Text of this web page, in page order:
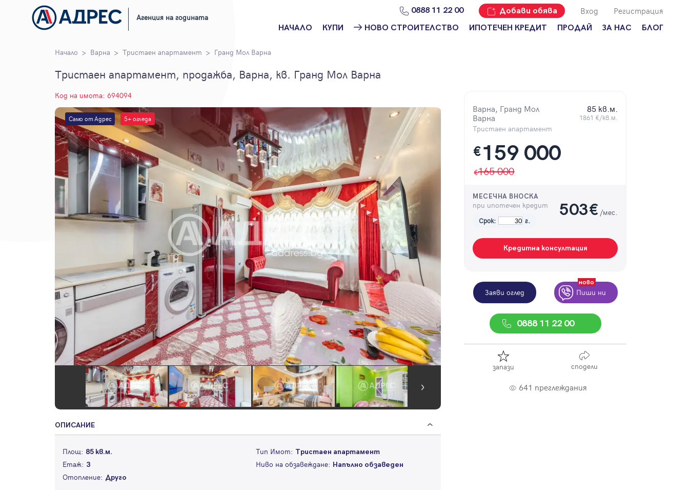
Агенция на годината
0888 11 22 00 Добави обява Вход Регистрация
НАЧАЛО КУПИ
Защо да купя
НОВО СТРОИТЕЛСТВО
строителство
Пловдив
строителство
Бургас
Проекти ново
строителство
ИПОТЕЧЕН КРЕДИТ ПРОДАЙ ЗА НАС
Мениджмънт
БЛОГ
Начало Варна Тристаен апартамент Гранд Мол Варна
Тристаен апартамент, продажба, Варна, кв. Гранд Мол Варна
Код на имота: 694094
Само от Адрес 5+ огледа
Варна, Гранд Мол
Варна
Тристаен апартамент
85 кв.м.
1861 €/кв.м.
€159 000
165 000
МЕСЕЧНА ВНОСКА
при ипотечен кредит
Срок: г.
503€ /мес.
Кредитна консултация
Заяви оглед Пиши ни
ново
0888 11 22 00
запази сподели
641 преглеждания
ОПИСАНИЕ
Площ: 85 кв.м. Тип Имот: Тристаен апартамент
Етаж: 3 Ниво на обзавеждане: Напълно обзаведен
Отопление: Друго